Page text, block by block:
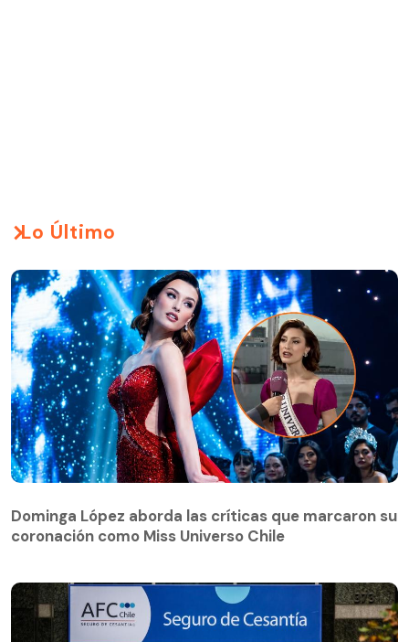
Lo Último
coronación como Miss Universo Chile
Dominga López aborda las críticas que marcaron su
coronación como Miss Universo Chile